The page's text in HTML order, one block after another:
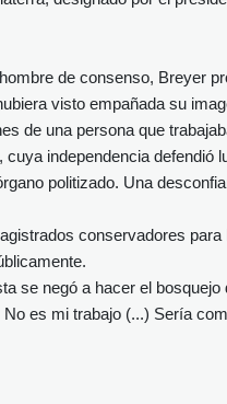
de consenso, Breyer
visto empañada su
de una persona que
independencia defendió
politizado. Una
conservadores
se negó a hacer el
es mi trabajo (...) Sería